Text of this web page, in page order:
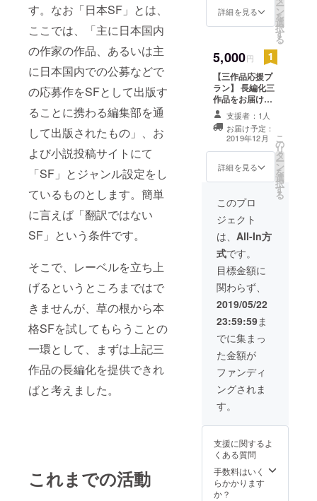
す。なお「日本SF」とは、
ここでは、「主に日本国内
の作家の作品、あるいは主
に日本国内での公募などで
の応募作をSFとして出版す
ることに携わる編集部を通
して出版されたもの」、お
よび小説投稿サイトにて
「SF」とジャンル設定をし
ているものとします。簡単
に言えば「翻訳ではない
SF」という条件です。
そこで、レーベルを立ち上
げるというところまではで
きませんが、草の根から本
格SFを試してもらうことの
一環として、まずは上記三
作品の長編化を提供できれ
ばと考えました。
これまでの活動
実例を挙げ
た。(全体
を担当).
* 「音声言語
処理と自然
言語処理」
中川 聖
一, 小林 聡,
峯松 信明, 宇
津呂 武仁, 秋
葉 友良, 北岡
教英, 山本 幹
雄, 甲斐 充
彦, 山本 一
公, 土屋 雅
稔, コロナ社,
2013年 3月.
要旨: 音
声言語およ
び自然言語
の計算機処
理について
体系的、包
括的に解説
した。 (第1
章「音声と
言語の諸
相」を担当).
(EPUB, PDF) の
詳細を見る ー
ン
を
選
択
す
る
5,000円
【三作品応援プ
ラン】 長編化三
作品をお届けし
ます。 一作品あ
たり1,666円ほど
のご支援です (手
数料、税込み)。
フォーマット
(EPUB, PDF) の
支援者：1人
お届け予定：
2019年12月
詳細を見る
こ
の
リ
タ
ー
ン
を
選
択
す
る
このプロ
ジェクト
は、 All-In方
式です。
目標金額に
関わらず、
2019/05/22
23:59:59ま
でに集まっ
た金額が
ファンディ
ングされま
す。
支援に関するよ
くある質問
手数料はいく
らかかります
か？